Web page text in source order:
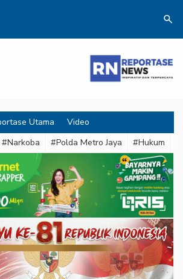
search
Utama Video
#Narkoba #Polda Metro Jaya #Hukum